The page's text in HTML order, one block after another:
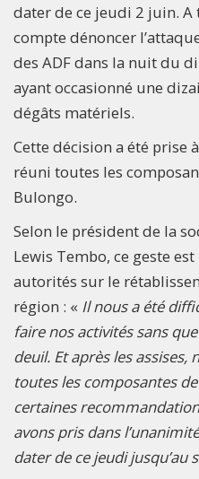
dater de ce jeudi 2 juin. A
compte dénoncer
des ADF dans la nuit du
ayant occasionné une
dégâts matériels.
Cette décision a été prise
réuni toutes les
Bulongo.
Selon le président de la
Lewis Tembo, ce geste
autorités sur le
région : « Il nous a été
faire nos activités sans
deuil. Et après les
toutes les composantes
certaines
avons pris dans
dater de ce jeudi jusqu’au